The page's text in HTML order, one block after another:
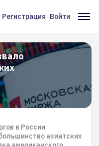
Меню
Регистрация Войти
в России
азиатских